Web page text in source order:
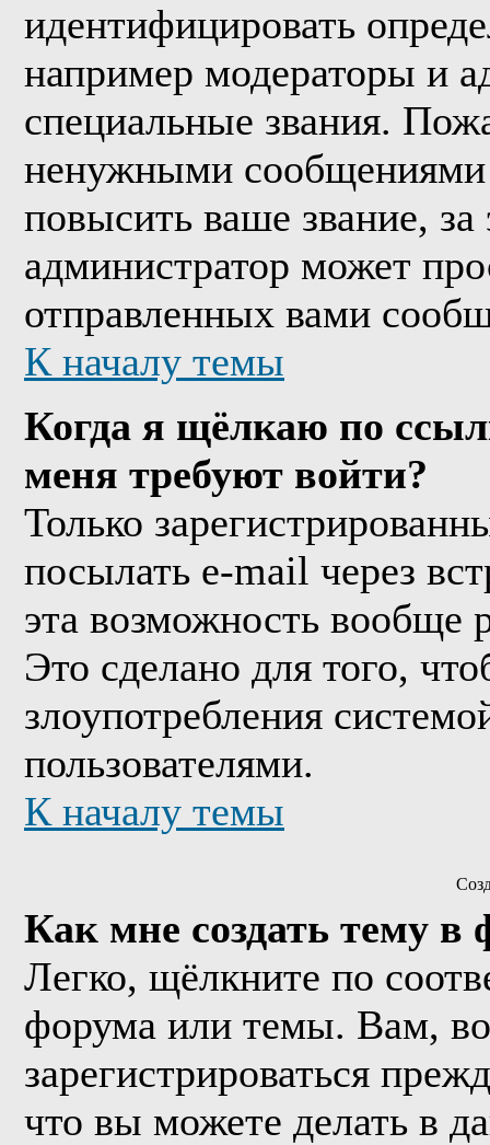
идентифицировать
например модераторы и
специальные звания.
ненужными сообщениями
повысить ваше звание, за
администратор может
отправленных вами
К началу темы
Когда я щёлкаю по
меня требуют войти?
Только
посылать e-mail через
эта возможность вообще
Это сделано для того,
злоупотребления
пользователями.
К началу темы
Как мне создать тему в
Легко, щёлкните по
форума или темы. Вам,
зарегистрироваться
что вы можете делать в